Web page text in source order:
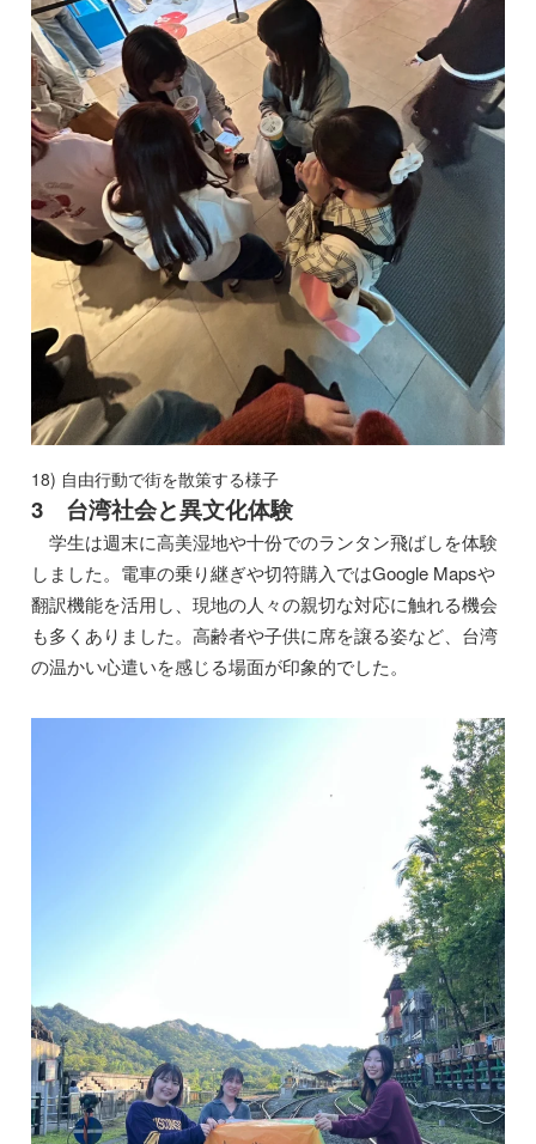
18) 自由行動で街を散策する様子
3 台湾社会と異文化体験
学生は週末に高美湿地や十份でのランタン飛ばしを体験
しました。電車の乗り継ぎや切符購入ではGoogle Mapsや
翻訳機能を活用し、現地の人々の親切な対応に触れる機会
も多くありました。高齢者や子供に席を譲る姿など、台湾
の温かい心遣いを感じる場面が印象的でした。